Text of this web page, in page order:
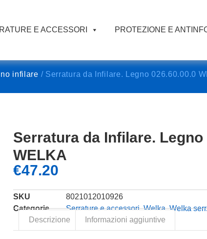
E ACCESSORI PROTEZIONE E
infilare / Serratura da Infilare. Legno 026.60.00.0
Serratura da Infilare. Legno
WELKA
€47.20
SKU
8021012010926
Categorie
Serrature e accessori,Welka,Welka
Descrizione
Informazioni aggiuntive